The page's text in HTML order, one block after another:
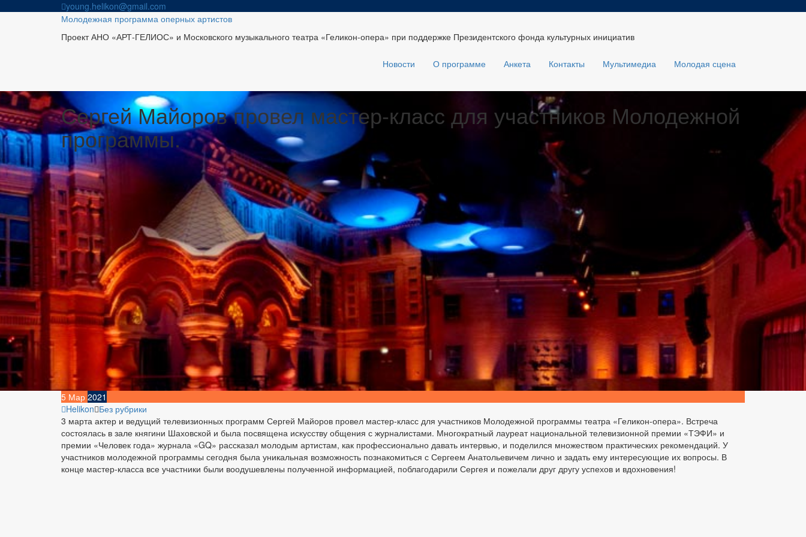
young.helikon@gmail.com
Молодежная программа оперных артистов
Проект АНО «АРТ-ГЕЛИОС» и Московского музыкального театра «Геликон-опера» при поддержке Президентского фонда культурных инициатив
Новости О программе Анкета Контакты Мультимедиа Молодая сцена
Сергей Майоров провел мастер-класс для участников Молодежной
программы.
5 Мар 2021
Helikon Без рубрики
3 марта актер и ведущий телевизионных программ Сергей Майоров провел мастер-класс для участников Молодежной программы театра «Геликон-опера». Встреча
состоялась в зале княгини Шаховской и была посвящена искусству общения с журналистами. Многократный лауреат национальной телевизионной премии «ТЭФИ» и
премии «Человек года» журнала «GQ» рассказал молодым артистам, как профессионально давать интервью, и поделился множеством практических рекомендаций. У
участников молодежной программы сегодня была уникальная возможность познакомиться с Сергеем Анатольевичем лично и задать ему интересующие их вопросы. В
конце мастер-класса все участники были воодушевлены полученной информацией, поблагодарили Сергея и пожелали друг другу успехов и вдохновения!